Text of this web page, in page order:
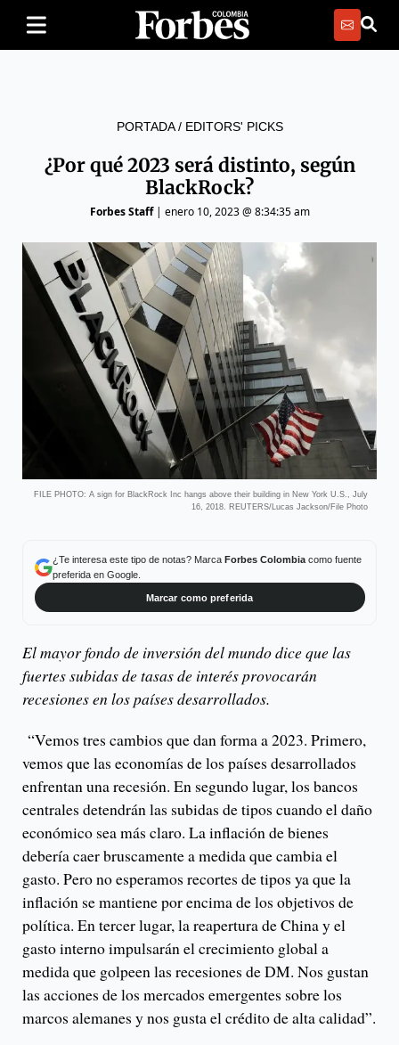
PORTADA/ EDITORS' PICKS
¿Por qué 2023 será distinto, según
BlackRock?
Forbes Staff| enero 10, 2023 @ 8:34:35 am
FILE PHOTO: A sign for BlackRock Inc hangs above their building in New York U.S., July
16, 2018. REUTERS/Lucas Jackson/File Photo
¿Te interesa este tipo de notas? Marca Forbes Colombiacomo fuente
preferida en Google.
Marcar como preferida
El mayor fondo de inversión del mundo dice que las
fuertes subidas de tasas de interés provocarán
recesiones en los países desarrollados.
“Vemos tres cambios que dan forma a 2023. Primero,
vemos que las economías de los países desarrollados
enfrentan una recesión. En segundo lugar, los bancos
centrales detendrán las subidas de tipos cuando el daño
económico sea más claro. La inflación de bienes
debería caer bruscamente a medida que cambia el
gasto. Pero no esperamos recortes de tipos ya que la
inflación se mantiene por encima de los objetivos de
política. En tercer lugar, la reapertura de China y el
gasto interno impulsarán el crecimiento global a
medida que golpeen las recesiones de DM. Nos gustan
las acciones de los mercados emergentes sobre los
marcos alemanes y nos gusta el crédito de alta calidad”.